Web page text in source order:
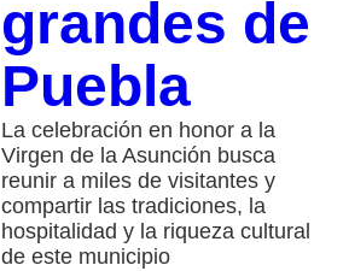
grandes de
Puebla
La celebración en honor a la
Virgen de la Asunción busca
reunir a miles de visitantes y
compartir las tradiciones, la
hospitalidad y la riqueza cultural
de este municipio